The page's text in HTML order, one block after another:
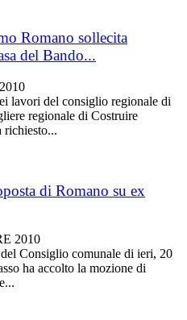
Romano sollecita
del Bando...
lavori del consiglio regionale di
regionale di Costruire
richiesto...
di Romano su ex
2010
Consiglio comunale di ieri, 20
ha accolto la mozione di